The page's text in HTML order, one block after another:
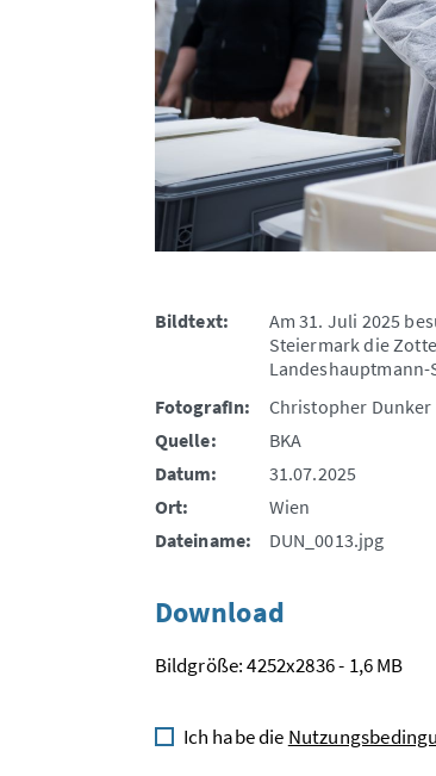
Bildtext:
Am 31. Juli 2025
Steiermark die
FotografIn:
Christopher Dunker
Quelle:
BKA
Datum:
31.07.2025
Ort:
Wien
Dateiname:
DUN_0013.jpg
Download
Bildgröße: 4252x2836 - 1,6 MB
Ich habe die